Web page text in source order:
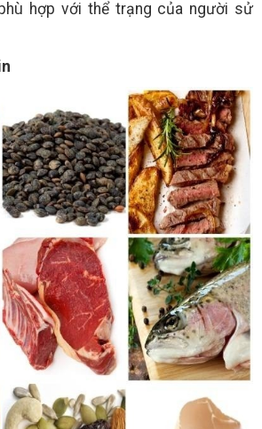
hợp với thể trạng của người sử